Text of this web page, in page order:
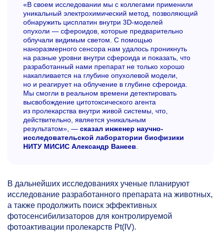
«В своем исследовании мы с коллегами применили
уникальный электрохимический метод, позволяющий
обнаружить цисплатин внутри 3D-моделей
опухоли — сфероидов, которые предварительно
облучали видимым светом. С помощью
наноразмерного сенсора нам удалось проникнуть
на разные уровни внутри сфероида и показать, что
разработанный нами препарат не только хорошо
накапливается на глубине опухолевой модели,
но и реагирует на облучение в глубине сфероида.
Мы смогли в реальном времени детектировать
высвобождение цитотоксического агента
из пролекарства внутри живой системы, что,
действительно, является уникальным
результатом», — сказал инженер научно-
исследовательской лаборатории биофизики
НИТУ МИСИС Александр Ванеев
В дальнейших исследованиях ученые планируют
исследование разработанного препарата на животных,
а также продолжить поиск эффективных
фотосенсибилизаторов для контролируемой
фотоактивации пролекарств Pt(IV).